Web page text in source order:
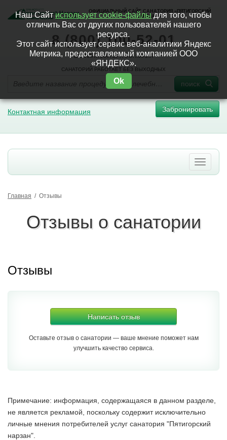
ОФИЦИАЛЬНЫЙ САЙТ САНАТОРИЯ «ПЯТИГОРСКИЙ
НАРЗАН»
8 (800) 100-52-01
БЕСПЛАТНАЯ ГОРЯЧАЯ ЛИНИЯ
САНАТОРИЙ РАБОТАЕТ БЕЗ ВЫХОДНЫХ
поиск
Контактная информация Забронировать
Главная / Отзывы
Отзывы о санатории
Отзывы
Написать отзыв
Оставьте отзыв о санатории — ваше мнение поможет нам
улучшить качество сервиса.
Примечание: информация, содержащаяся в данном разделе,
не является рекламой, поскольку содержит исключительно
личные мнения потребителей услуг санатория "Пятигорский
нарзан".
Наш Сайтиспользует cookie-файлыдля того, чтобы
отличить Вас от других пользователей нашего
ресурса.
Этот сайт использует сервис веб-аналитики Яндекс
Метрика, предоставляемый компанией ООО
«ЯНДЕКС».
Ok